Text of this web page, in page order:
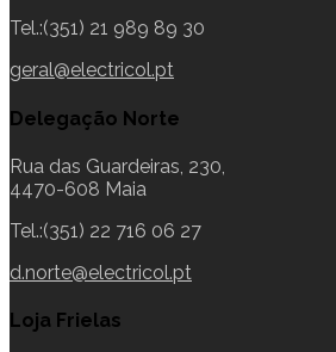
Tel.:(351) 21 989 89 30
geral@electricol.pt
Delegação Norte
Rua das Guardeiras, 230,
4470-608 Maia
Tel.:(351) 22 716 06 27
d.norte@electricol.pt
Loja Frielas